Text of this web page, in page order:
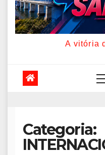
A vitória
Categoria: